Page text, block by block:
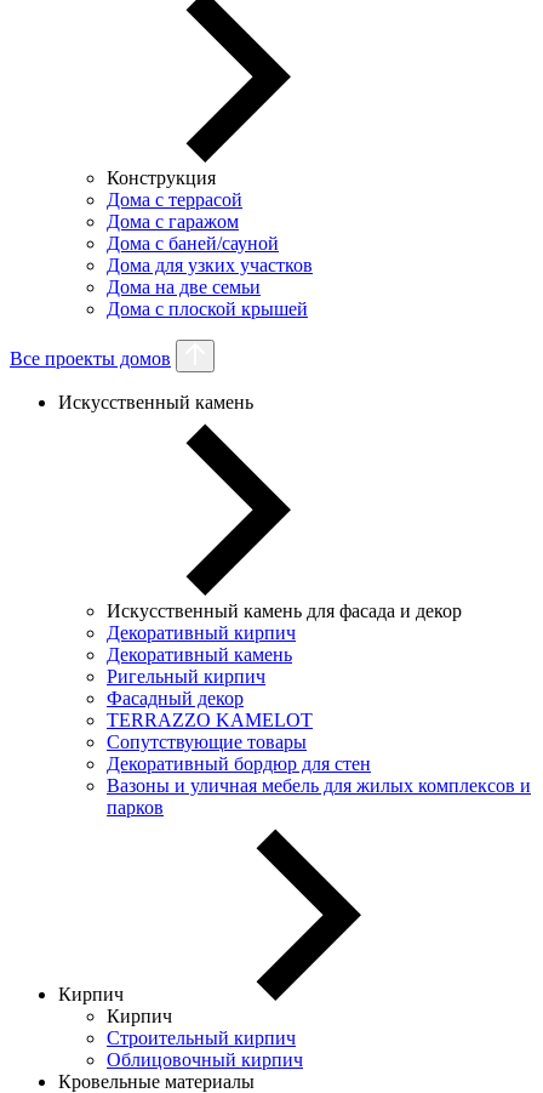
Конструкция
Дома с террасой
Дома с гаражом
Дома с баней/сауной
Дома для узких участков
Дома на две семьи
Дома с плоской крышей
Все проекты домов
Искусственный камень
Искусственный камень для фасада и декор
Декоративный кирпич
Декоративный камень
Ригельный кирпич
Фасадный декор
TERRAZZO KAMELOT
Сопутствующие товары
Декоративный бордюр для стен
Вазоны и уличная мебель для жилых комплексов и
парков
Кирпич
Кирпич
Строительный кирпич
Облицовочный кирпич
Кровельные материалы